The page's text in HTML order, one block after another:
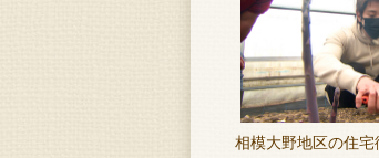
相模大野地区の住